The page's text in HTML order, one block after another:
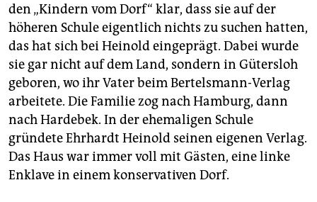
den „Kindern vom Dorf“ klar, dass sie auf der
höheren Schule eigentlich nichts zu suchen hatten,
das hat sich bei Heinold eingeprägt. Dabei wurde
sie gar nicht auf dem Land, sondern in Gütersloh
geboren, wo ihr Vater beim Bertelsmann-Verlag
arbeitete. Die Familie zog nach Hamburg, dann
nach Hardebek. In der ehemaligen Schule
gründete Ehrhardt Heinold seinen eigenen Verlag.
Das Haus war immer voll mit Gästen, eine linke
Enklave in einem konservativen Dorf.